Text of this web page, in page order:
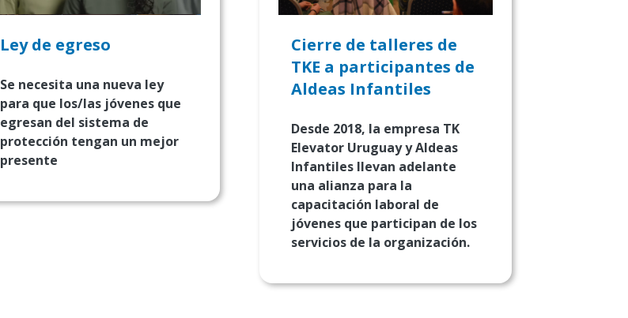
Ley de egreso
Se necesita una nueva ley
para que los/las jóvenes que
egresan del sistema de
protección tengan un mejor
presente
Cierre de talleres de
TKE a participantes de
Aldeas Infantiles
Desde 2018, la empresa TK
Elevator Uruguay y Aldeas
Infantiles llevan adelante
una alianza para la
capacitación laboral de
jóvenes que participan de los
servicios de la organización.